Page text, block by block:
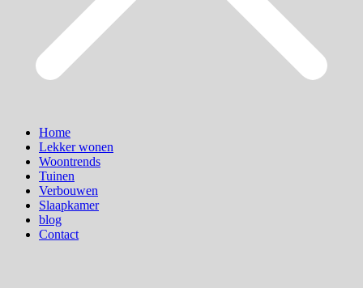
Home
Lekker wonen
Woontrends
Tuinen
Verbouwen
Slaapkamer
blog
Contact